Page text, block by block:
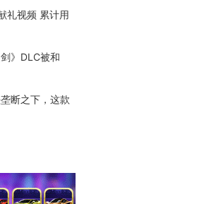
礼视频 累计用
》DLC被和
断之下，这款